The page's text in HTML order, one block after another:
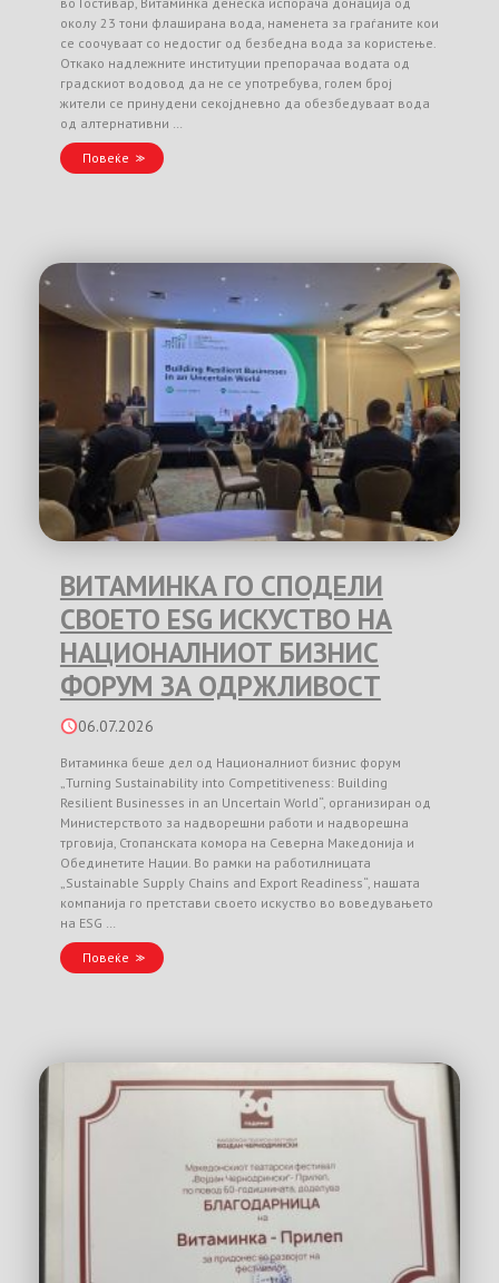
околу 23 тони флаширана вода, наменета за граѓаните кои
се соочуваат со недостиг од безбедна вода за користење.
Откако надлежните институции препорачаа водата од
градскиот водовод да не се употребува, голем број
жители се принудени секојдневно да обезбедуваат вода
од алтернативни …
Повеќе
ВИТАМИНКА ГО СПОДЕЛИ
СВОЕТО ESG ИСКУСТВО НА
НАЦИОНАЛНИОТ БИЗНИС
ФОРУМ ЗА ОДРЖЛИВОСТ
06.07.2026
Витаминка беше дел од Националниот бизнис форум
„Turning Sustainability into Competitiveness: Building
Resilient Businesses in an Uncertain World“, организиран од
Министерството за надворешни работи и надворешна
трговија, Стопанската комора на Северна Македонија и
Обединетите Нации. Во рамки на работилницата
„Sustainable Supply Chains and Export Readiness“, нашата
компанија го претстави своето искуство во воведувањето
на ESG …
Повеќе